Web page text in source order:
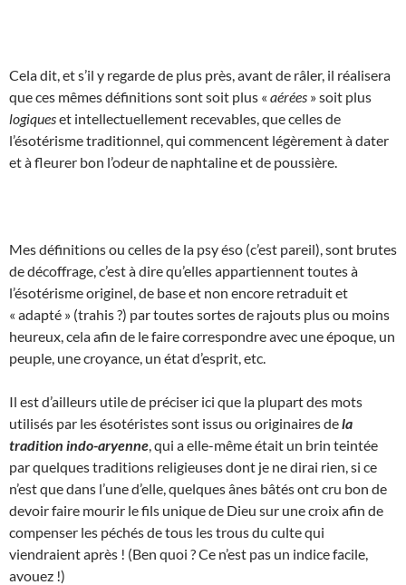
Cela dit, et s’il y regarde de plus près, avant de râler, il réalisera
que ces mêmes définitions sont soit plus « aérées » soit plus
logiqueset intellectuellement recevables, que celles de
l’ésotérisme traditionnel, qui commencent légèrement à dater
et à fleurer bon l’odeur de naphtaline et de poussière.
Mes définitions ou celles de la psy éso (c’est pareil), sont brutes
de décoffrage, c’est à dire qu’elles appartiennent toutes à
l’ésotérisme originel, de base et non encore retraduit et
« adapté » (trahis ?) par toutes sortes de rajouts plus ou moins
heureux, cela afin de le faire correspondre avec une époque, un
peuple, une croyance, un état d’esprit, etc.
Il est d’ailleurs utile de préciser ici que la plupart des mots
utilisés par les ésotéristes sont issus ou originaires dela
tradition indo-aryenne , qui a elle-même était un brin teintée
par quelques traditions religieuses dont je ne dirai rien, si ce
n’est que dans l’une d’elle, quelques ânes bâtés ont cru bon de
devoir faire mourir le fils unique de Dieu sur une croix afin de
compenser les péchés de tous les trous du culte qui
viendraient après ! (Ben quoi ? Ce n’est pas un indice facile,
avouez !)